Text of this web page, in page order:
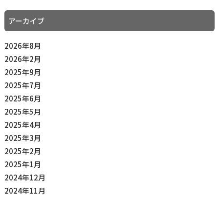
アーカイブ
2026年8月
2026年2月
2025年9月
2025年7月
2025年6月
2025年5月
2025年4月
2025年3月
2025年2月
2025年1月
2024年12月
2024年11月